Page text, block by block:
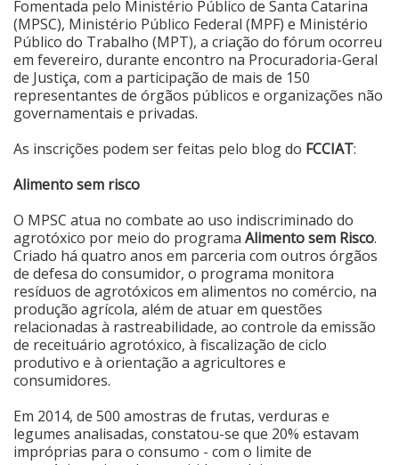
Fomentada pelo Ministério Público de Santa Catarina
(MPSC), Ministério Público Federal (MPF) e Ministério
Público do Trabalho (MPT), a criação do fórum ocorreu
em fevereiro, durante encontro na Procuradoria-Geral
de Justiça, com a participação de mais de 150
representantes de órgãos públicos e organizações não
governamentais e privadas.
As inscrições podem ser feitas pelo blog do FCCIAT:
Alimento sem risco
O MPSC atua no combate ao uso indiscriminado do
agrotóxico por meio do programa Alimento sem Risco.
Criado há quatro anos em parceria com outros órgãos
de defesa do consumidor, o programa monitora
resíduos de agrotóxicos em alimentos no comércio, na
produção agrícola, além de atuar em questões
relacionadas à rastreabilidade, ao controle da emissão
de receituário agrotóxico, à fiscalização de ciclo
produtivo e à orientação a agricultores e
consumidores.
Em 2014, de 500 amostras de frutas, verduras e
legumes analisadas, constatou-se que 20% estavam
impróprias para o consumo - com o limite de